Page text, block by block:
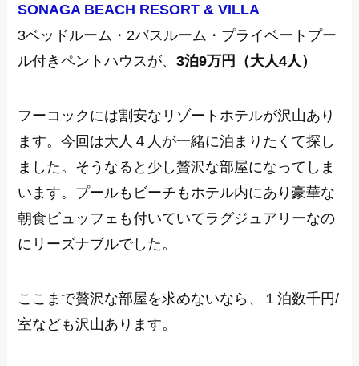
SONAGA BEACH RESORT & VILLA
3ベッドルーム・2バスルーム・プライベートプー
ル付きペントハウスが、3泊9万円（大人4人）
フーコックには割安なリゾートホテルが沢山あり
ます。今回は大人４人が一緒に泊まりたくて探し
ました。そうなると少し贅沢な部屋になってしま
います。プールもビーチもホテル内にあり豪華な
朝食ビュッフェも付いていてラグジュアリーなの
にリーズナブルでした。
ここまで贅沢な部屋を求めないなら、１泊数千円/
室なども沢山あります。